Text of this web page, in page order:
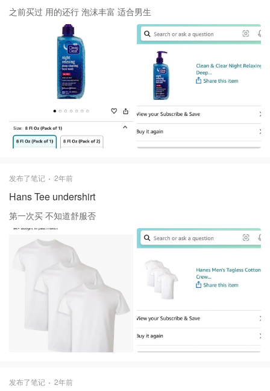
之前买过 用的还行 泡沫丰富 适合男生
发布了笔记 2年前
Hans Tee undershirt
第一次买 不知道舒服否
发布了笔记 2年前